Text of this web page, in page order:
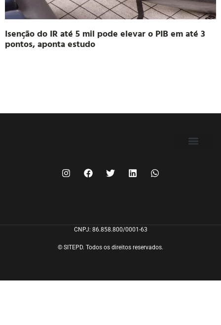
Isenção do IR até 5 mil pode elevar o PIB em até 3
pontos, aponta estudo
CNPJ: 86.858.800/0001-63
© SITEPD. Todos os direitos reservados.